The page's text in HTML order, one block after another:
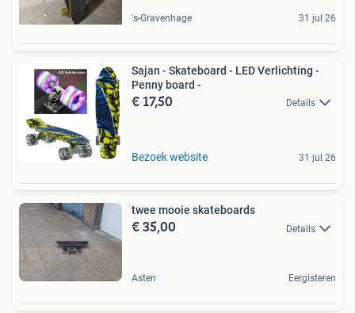
's-Gravenhage 31 jul 26
Sajan - Skateboard - LED Verlichting -
Penny board -
€ 17,50 Details
Bezoek website 31 jul 26
twee mooie skateboards
€ 35,00 Details
Asten Eergisteren